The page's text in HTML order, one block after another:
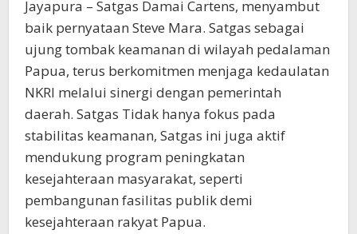
Jayapura – Satgas Damai Cartens, menyambut
baik pernyataan Steve Mara. Satgas sebagai
ujung tombak keamanan di wilayah pedalaman
Papua, terus berkomitmen menjaga kedaulatan
NKRI melalui sinergi dengan pemerintah
daerah. Satgas Tidak hanya fokus pada
stabilitas keamanan, Satgas ini juga aktif
mendukung program peningkatan
kesejahteraan masyarakat, seperti
pembangunan fasilitas publik demi
kesejahteraan rakyat Papua.